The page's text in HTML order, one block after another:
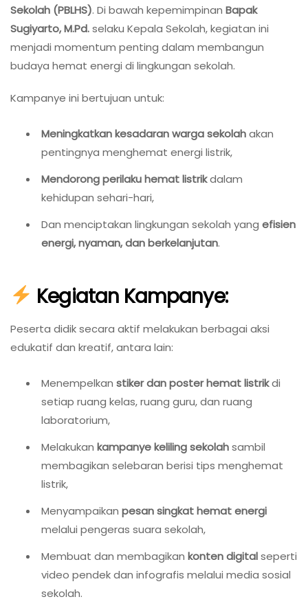
Sekolah (PBLHS). Di bawah kepemimpinan Bapak
Sugiyarto, M.Pd.selaku Kepala Sekolah, kegiatan ini
menjadi momentum penting dalam membangun
budaya hemat energi di lingkungan sekolah.
Kampanye ini bertujuan untuk:
Meningkatkan kesadaran warga sekolahakan
pentingnya menghemat energi listrik,
Mendorong perilaku hemat listrikdalam
kehidupan sehari-hari,
Dan menciptakan lingkungan sekolah yang efisien
energi, nyaman, dan berkelanjutan.
Kegiatan Kampanye:
Peserta didik secara aktif melakukan berbagai aksi
edukatif dan kreatif, antara lain:
Menempelkan stiker dan poster hemat listrikdi
setiap ruang kelas, ruang guru, dan ruang
laboratorium,
Melakukan kampanye keliling sekolahsambil
membagikan selebaran berisi tips menghemat
listrik,
Menyampaikan pesan singkat hemat energi
melalui pengeras suara sekolah,
Membuat dan membagikan konten digitalseperti
video pendek dan infografis melalui media sosial
sekolah.